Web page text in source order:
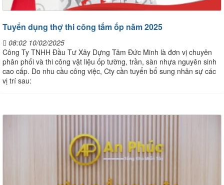
Tuyển dụng thợ thi công tấm ốp năm 2025
08:02 10/02/2025
Công Ty TNHH Đầu Tư Xây Dựng Tâm Đức Minh là đơn vị chuyên
phân phối và thi công vật liệu ốp tường, trần, sàn nhựa nguyên sinh
cao cấp. Do nhu cầu công việc, Cty cần tuyển bổ sung nhân sự các
vị trí sau: